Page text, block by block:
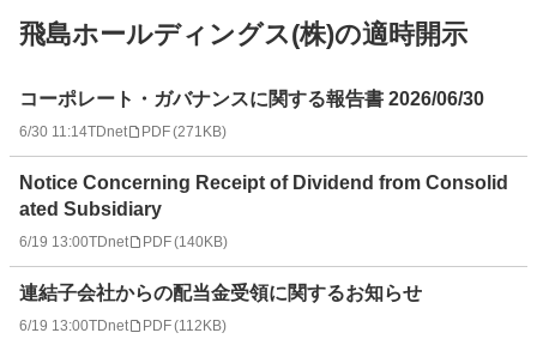
飛島ホールディングス(株)の適時開示
示
覧
コーポレート・ガバナンスに関する報告書 2026/06/30
6/30 11:14TDnet PDF(271KB)
Notice Concerning Receipt of Dividend from Consolid
ated Subsidiary
6/19 13:00TDnet PDF(140KB)
連結子会社からの配当金受領に関するお知らせ
6/19 13:00TDnet PDF(112KB)